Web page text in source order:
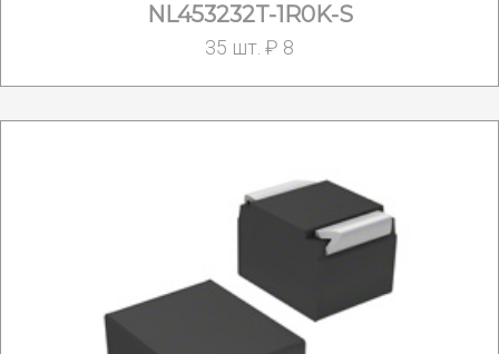
NL453232T-1R0K-S
35 шт. ₽ 8